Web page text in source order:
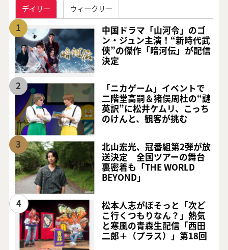
デイリー ウィークリー
1
中国ドラマ「山河令」のゴ
ン・ジュン主演！“新時代武
侠”の傑作「暗河伝」が配信
決定
2
「ニカゲーム」イベントで
二階堂高嗣＆猪俣周杜の“謎
英訳”に松井ケムリ、こっち
のけんと、観客が挑む
3
北山宏光、冠番組第2弾が放
送決定 全国ツアーの舞台
裏密着も「THE WORLD
BEYOND」
4
松本人志がぼそっと「次ど
こ行くつもりなん？」熱気
と寒風の青森生配信「西田
二郎＋（プラス）」第18回